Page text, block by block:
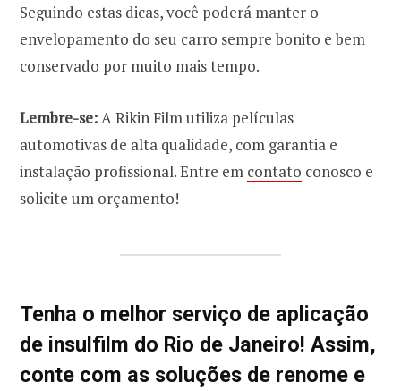
Seguindo estas dicas, você poderá manter o
envelopamento do seu carro sempre bonito e bem
conservado por muito mais tempo.
Lembre-se: A Rikin Film utiliza películas
automotivas de alta qualidade, com garantia e
instalação profissional. Entre em contato conosco e
solicite um orçamento!
Tenha o melhor serviço de aplicação
de insulfilm do Rio de Janeiro! Assim,
conte com as soluções de renome e